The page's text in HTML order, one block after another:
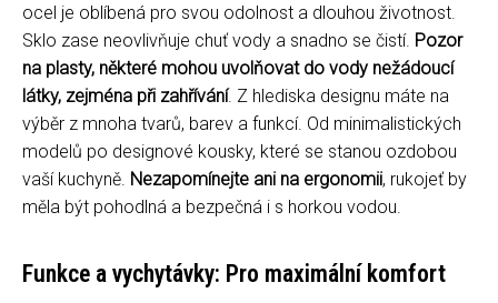
ocel je oblíbená pro svou odolnost a dlouhou životnost.
Sklo zase neovlivňuje chuť vody a snadno se čistí. Pozor
na plasty, některé mohou uvolňovat do vody nežádoucí
látky, zejména při zahřívání. Z hlediska designu máte na
výběr z mnoha tvarů, barev a funkcí. Od minimalistických
modelů po designové kousky, které se stanou ozdobou
vaší kuchyně. Nezapomínejte ani na ergonomii, rukojeť by
měla být pohodlná a bezpečná i s horkou vodou.
Funkce a vychytávky: Pro maximální komfort